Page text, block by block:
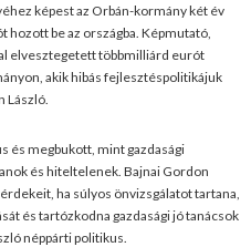
képest az Orbán-kormány két év
be az országba. Képmutató,
elvesztegetett többmilliárd eurót
akik hibás fejlesztéspolitikájuk
László.
és megbukott, mint gazdasági
és hiteltelenek. Bajnai Gordon
ha súlyos önvizsgálatot tartana,
és tartózkodna gazdasági jó tanácsok
néppárti politikus.